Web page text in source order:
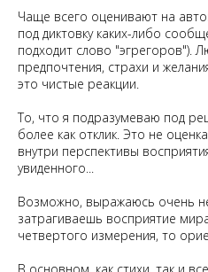
Чаще всего оценивают на
под диктовку каких-либо
подходит слово "эгрегоров").
предпочтения, страхи и
это чистые реакции.
То, что я подразумеваю под
более как отклик. Это не
внутри перспективы
увиденного...
Возможно, выражаюсь очень
затрагиваешь восприятие
четвертого измерения, то